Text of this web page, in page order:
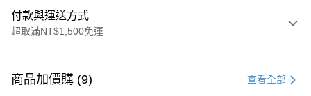
付款與運送方式
超取滿NT$1,500免運
信用卡一次付款
商品加價購 (9) 查看全部